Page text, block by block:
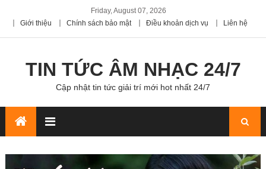
Friday, August 07, 2026
Giới thiệu
Chính sách bảo mật Điều khoản dịch vụ Liên hệ
TIN TỨC ÂM NHẠC 24/7
Cập nhật tin tức giải trí mới hot nhất 24/7